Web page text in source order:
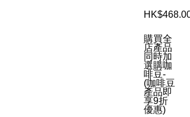
HK$468.00
購買全
店產品
同時加
選購咖
啡豆-
(咖啡豆
產品即
享9折
優惠)